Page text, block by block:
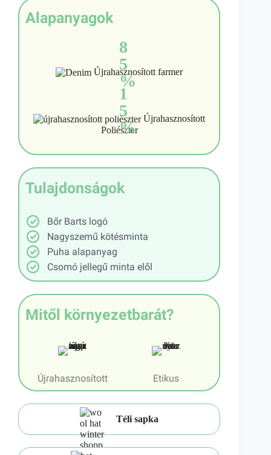
Alapanyagok
8
5
%
Újrahasznosított farmer
1
5
% Újrahasznosított
Poliészter
Tulajdonságok
Bőr Barts logó
Nagyszemű kötésminta
Puha alapanyag
Csomó jellegű minta elől
Mitől környezetbarát?
Újrahasznosított Etikus
Téli sapka